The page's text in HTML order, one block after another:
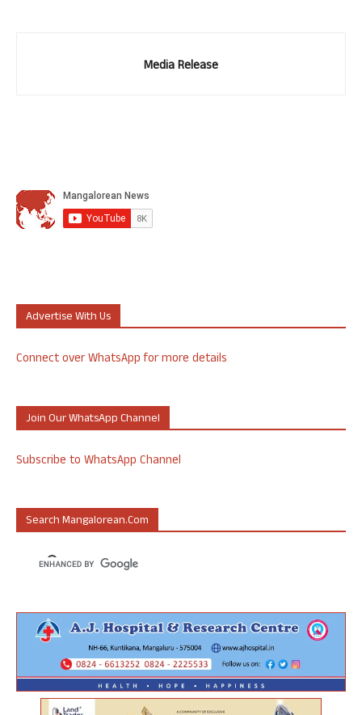
Media Release
Advertise With Us
Connect over WhatsApp for more details
Join Our WhatsApp Channel
Subscribe to WhatsApp Channel
Search Mangalorean.com